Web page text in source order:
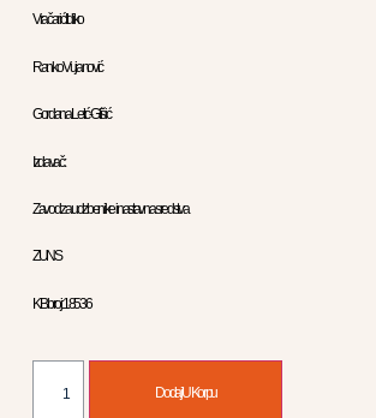
Vračarić Ildiko
Ranko Vujanović
Gordana Letić-Glišić
Izdavač :
Zavod za udzbenike i nastavna sredstva
ZUNS
KB broj: 18536
Dodaj U Korpu